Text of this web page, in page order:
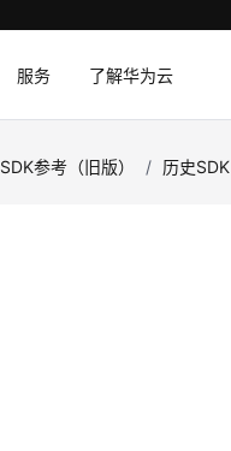
服务 了解华为云
SDK参考（旧版） / 历史SDK